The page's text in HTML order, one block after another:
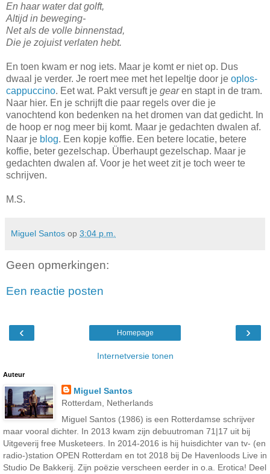
En haar water dat golft,
Altijd in beweging-
Net als de volle binnenstad,
Die je zojuist verlaten hebt.
En toen kwam er nog iets. Maar je komt er niet op. Dus
dwaal je verder. Je roert mee met het lepeltje door je oplos-
cappuccino. Eet wat. Pakt versuft je gearen stapt in de tram.
Naar hier. En je schrijft die paar regels over die je
vanochtend kon bedenken na het dromen van dat gedicht. In
de hoop er nog meer bij komt. Maar je gedachten dwalen af.
Naar je blog. Een kopje koffie. Een betere locatie, betere
koffie, beter gezelschap. Überhaupt gezelschap. Maar je
gedachten dwalen af. Voor je het weet zit je toch weer te
schrijven.
M.S.
Miguel Santos op 3:04 p.m.
Geen opmerkingen:
Een reactie posten
‹ ›
Homepage
Internetversie tonen
Auteur
Miguel Santos
Rotterdam, Netherlands
Miguel Santos (1986) is een Rotterdamse schrijver
maar vooral dichter. In 2013 kwam zijn debuutroman 71|17 uit bij
Uitgeverij free Musketeers. In 2014-2016 is hij huisdichter van tv- (en
radio-)station OPEN Rotterdam en tot 2018 bij De Havenloods Live in
Studio De Bakkerij. Zijn poëzie verscheen eerder in o.a. Erotica! Deel